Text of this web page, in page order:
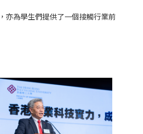
亦為學生們提供了一個接觸行業前